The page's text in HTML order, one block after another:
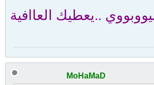
..يعطيك العاافية
MoHaMaD